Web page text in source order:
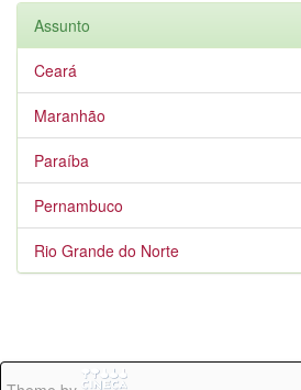
Assunto
Ceará
Maranhão
Paraíba
Pernambuco
Rio Grande do Norte